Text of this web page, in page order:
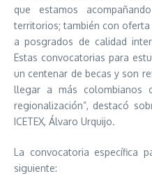
que estamos
territorios; también con
a posgrados de calidad
Estas convocatorias para
un centenar de becas y son
llegar a más colombianos
regionalización”, destacó
ICETEX, Álvaro Urquijo.
La convocatoria específica
siguiente: